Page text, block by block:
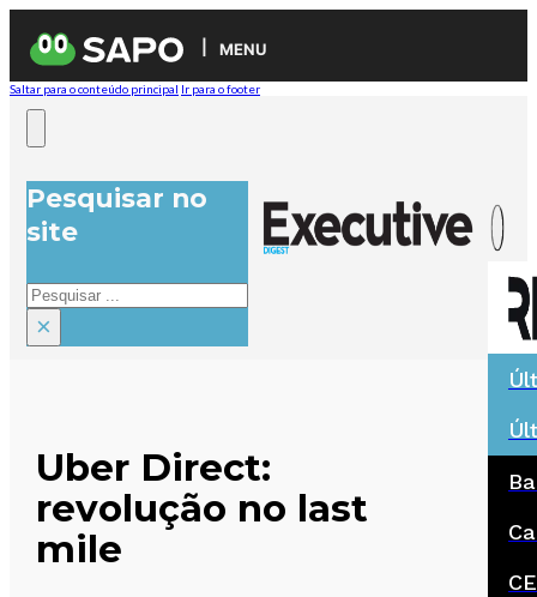
MENU
Saltar para o conteúdo principal Ir para o footer
Pesquisar no
site
Pesquisar
×
Uber Direct:
revolução no last
mile